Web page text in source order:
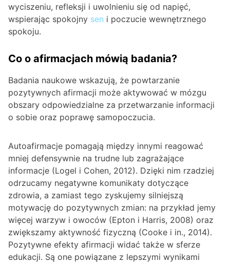
wyciszeniu, refleksji i uwolnieniu się od napięć,
wspierając spokojny sen i poczucie wewnętrznego
spokoju.
Co o afirmacjach mówią badania?
Badania naukowe wskazują, że powtarzanie
pozytywnych afirmacji może aktywować w mózgu
obszary odpowiedzialne za przetwarzanie informacji
o sobie oraz poprawę samopoczucia.
Autoafirmacje pomagają między innymi reagować
mniej defensywnie na trudne lub zagrażające
informacje (Logel i Cohen, 2012). Dzięki nim rzadziej
odrzucamy negatywne komunikaty dotyczące
zdrowia, a zamiast tego zyskujemy silniejszą
motywację do pozytywnych zmian: na przykład jemy
więcej warzyw i owoców (Epton i Harris, 2008) oraz
zwiększamy aktywność fizyczną (Cooke i in., 2014).
Pozytywne efekty afirmacji widać także w sferze
edukacji. Są one powiązane z lepszymi wynikami